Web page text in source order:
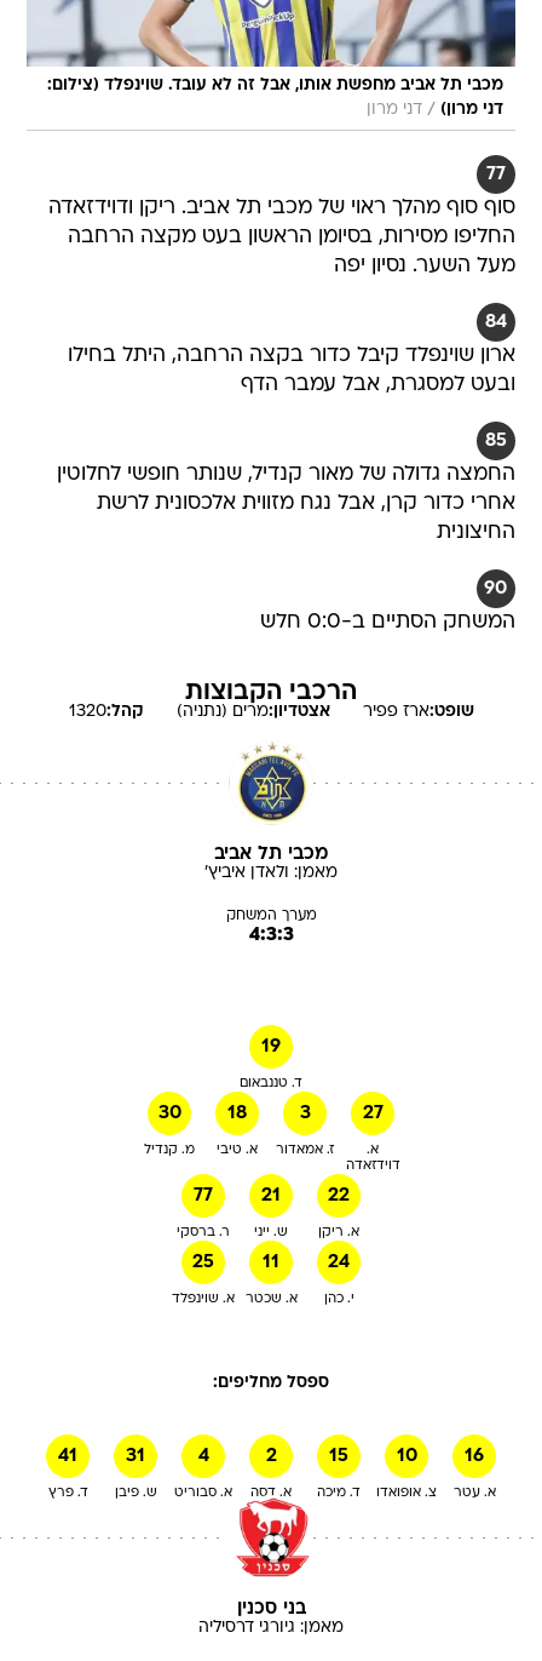
מכבי תל אביב מחפשת אותו, אבל זה לא עובד. שוינפלד (צילום:
דני מרון) / דני מרון
77
סוף סוף מהלך ראוי של מכבי תל אביב. ריקן ודוידזאדה
החליפו מסירות, בסיומן הראשון בעט מקצה הרחבה
מעל השער. נסיון יפה
84
ארון שוינפלד קיבל כדור בקצה הרחבה, היתל בחילו
ובעט למסגרת, אבל עמבר הדף
85
החמצה גדולה של מאור קנדיל, שנותר חופשי לחלוטין
אחרי כדור קרן, אבל נגח מזווית אלכסונית לרשת
החיצונית
90
המשחק הסתיים ב-0:0 חלש
הרכבי הקבוצות
שופט:ארז פפיר אצטדיון:מרים (נתניה) קהל:1320
מכבי תל אביב
מאמן: ולאדן איביץ'
מערך המשחק
4:3:3
19
ד. טננבאום
30
מ. קנדיל
18
א. טיבי
3
ז. אמאדור
27
א.
דוידזאדה
77
ר. ברסקי
21
ש. ייני
22
א. ריקן
25
א. שוינפלד
11
א. שכטר
24
י. כהן
ספסל מחליפים:
41
ד. פרץ
31
ש. פיבן
4
א. סבוריט
2
א. דסה
15
ד. מיכה
10
צ. אופואדו
16
א. עטר
בני סכנין
מאמן: גיורגי דרסיליה